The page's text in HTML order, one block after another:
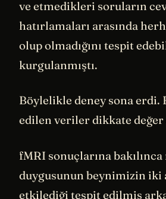
ve etmedikleri soruların
hatırlamaları arasında
olup olmadığını tespit
kurgulanmıştı.
Böylelikle deney sona erdi.
edilen veriler dikkate değer
fMRI sonuçlarına
duygusunun beynimizin iki
etkilediği tespit edilmiş